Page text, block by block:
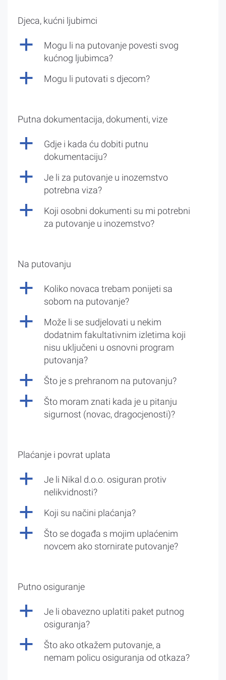
Djeca, kućni ljubimci
a
Mogu li na putovanje povesti svog
kućnog ljubimca?
a Mogu li putovati s djecom?
Putna dokumentacija, dokumenti, vize
a
Gdje i kada ću dobiti putnu
dokumentaciju?
a
Je li za putovanje u inozemstvo
potrebna viza?
a
Koji osobni dokumenti su mi potrebni
za putovanje u inozemstvo?
Na putovanju
a
Koliko novaca trebam ponijeti sa
sobom na putovanje?
a
Može li se sudjelovati u nekim
dodatnim fakultativnim izletima koji
nisu uključeni u osnovni program
putovanja?
a Što je s prehranom na putovanju?
a
Što moram znati kada je u pitanju
sigurnost (novac, dragocjenosti)?
Plaćanje i povrat uplata
a
Je li Nikal d.o.o. osiguran protiv
nelikvidnosti?
a Koji su načini plaćanja?
a
Što se događa s mojim uplaćenim
novcem ako stornirate putovanje?
Putno osiguranje
a
Je li obavezno uplatiti paket putnog
osiguranja?
a
Što ako otkažem putovanje, a
nemam policu osiguranja od otkaza?